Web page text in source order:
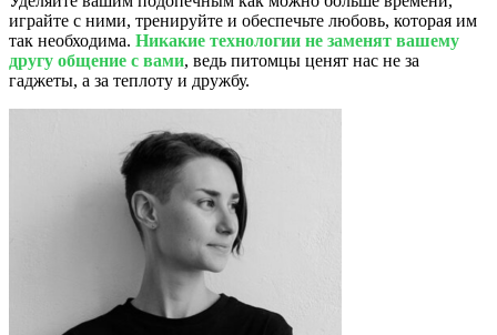
играйте с ними, тренируйте и обеспечьте любовь, которая им
так необходима. Никакие технологии не заменят вашему
другу общение с вами, ведь питомцы ценят нас не за
гаджеты, а за теплоту и дружбу.